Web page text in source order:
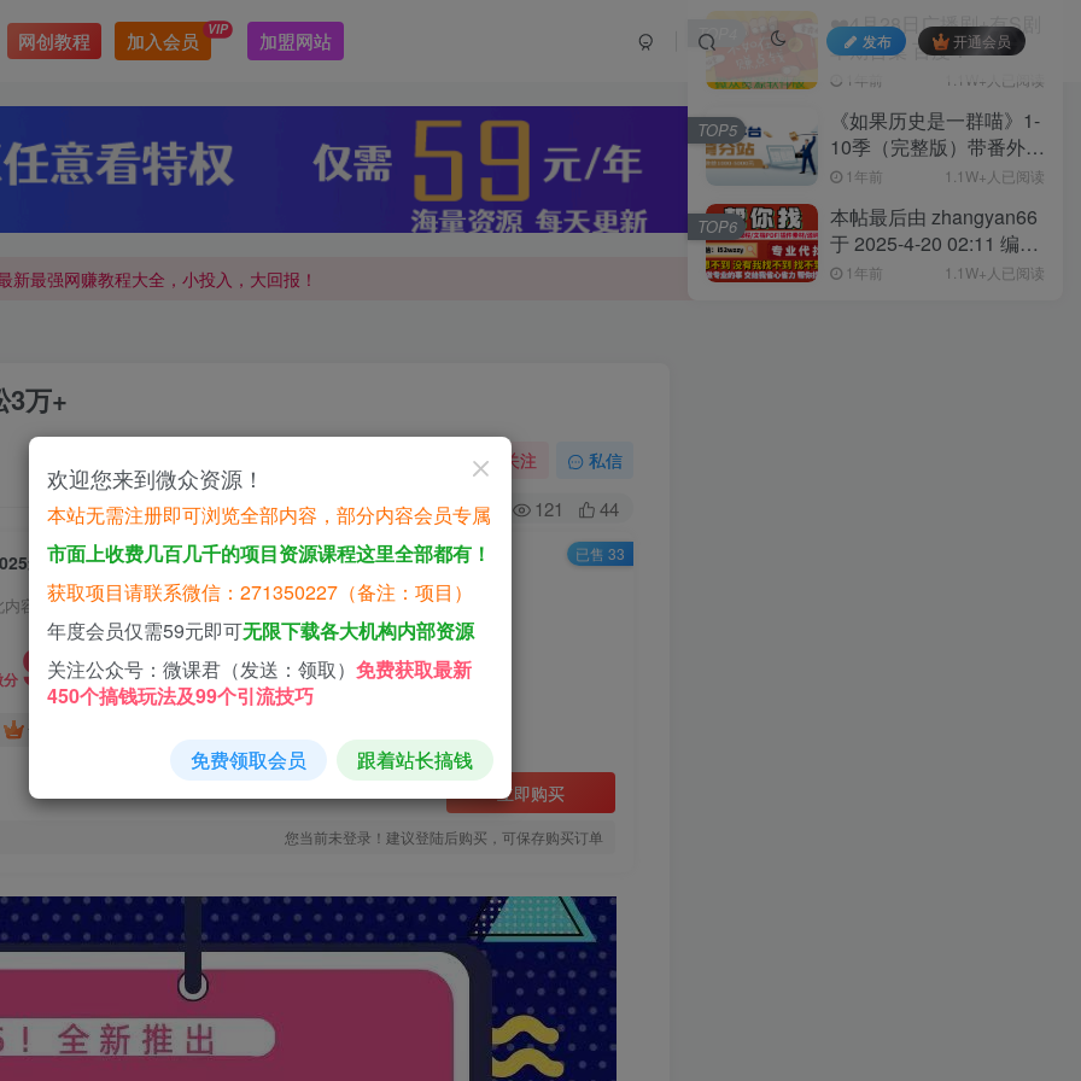
网创教程 加入会员 VIP 加盟网站 发布 开通会员
新最强网赚教程大全，小投入，大回报！
3万+
关注 私信
0 121 44
最新网易云躺赚项目 每天几分钟 轻松3万+
内容为付费资源，请付费后查看
分 9.9
黄金会员
立即购买
您当前未登录！建议登陆后购买，可保存购买订单
已售 33
❤️4月28日广播剧+有S剧
单期合集 百度：
1年前 1.1W+人已阅读
TOP4
《如果历史是一群喵》1-
10季（完整版）带番外篇
和MP3 链接:
1年前 1.1W+人已阅读
TOP5
本帖最后由 zhangyan66
于 2025-4-20 02:11 编辑
4月20日广播剧+有S剧单
1年前 1.1W+人已阅读
TOP6
欢迎您来到微众资源！
本站无需注册即可浏览全部内容，部分内容会员专属
市面上收费几百几千的项目资源课程这里全部都有！
获取项目请联系微信：271350227（备注：项目）
年度会员仅需59元即可无限下载各大机构内部资源
关注公众号：微课君（发送：领取） 免费获取最新
450个搞钱玩法及99个引流技巧
免费领取会员 跟着站长搞钱